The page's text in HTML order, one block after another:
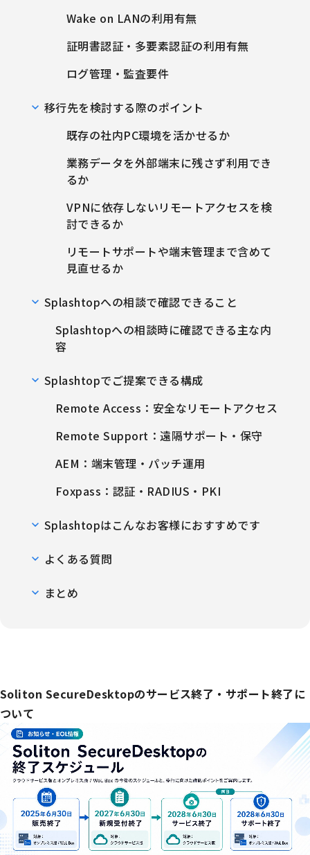
Wake on LANの利用有無
証明書認証・多要素認証の利用有無
ログ管理・監査要件
移行先を検討する際のポイント
既存の社内PC環境を活かせるか
業務データを外部端末に残さず利用でき
るか
VPNに依存しないリモートアクセスを検
討できるか
リモートサポートや端末管理まで含めて
見直せるか
Splashtopへの相談で確認できること
Splashtopへの相談時に確認できる主な内
容
Splashtopでご提案できる構成
Remote Access：安全なリモートアクセス
Remote Support：遠隔サポート・保守
AEM：端末管理・パッチ運用
Foxpass：認証・RADIUS・PKI
Splashtopはこんなお客様におすすめです
よくある質問
まとめ
Soliton SecureDesktopのサービス終了・サポート終了に
ついて